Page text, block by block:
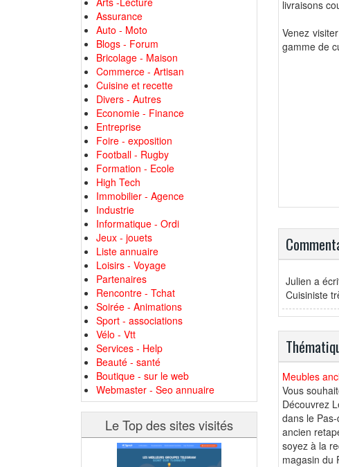
Assurance
Auto - Moto
Blogs - Forum
Bricolage - Maison
Commerce - Artisan
Cuisine et recette
Divers - Autres
Economie - Finance
Entreprise
Foire - exposition
Football - Rugby
Formation - Ecole
High Tech
Immobilier - Agence
Industrie
Informatique - Ordi
Jeux - jouets
Liste annuaire
Loisirs - Voyage
Partenaires
Rencontre - Tchat
Soirée - Animations
Sport - associations
Vélo - Vtt
Services - Help
Beauté - santé
Boutique - sur le web
Webmaster - Seo annuaire
Le Top des sites visités
livraisons
Venez
gamme de
Julien a
Cuisiniste
Meubles
Vous
Découvrez
dans le
ancien
soyez à la
magasin du